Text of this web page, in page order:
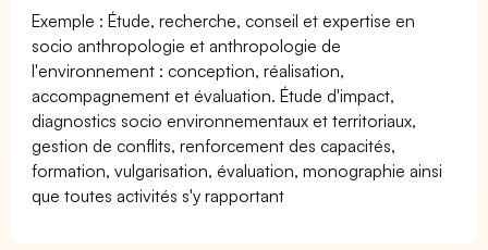
Exemple : Étude, recherche, conseil et expertise en
socio anthropologie et anthropologie de
l'environnement : conception, réalisation,
accompagnement et évaluation. Étude d'impact,
diagnostics socio environnementaux et territoriaux,
gestion de conflits, renforcement des capacités,
formation, vulgarisation, évaluation, monographie ainsi
que toutes activités s'y rapportant